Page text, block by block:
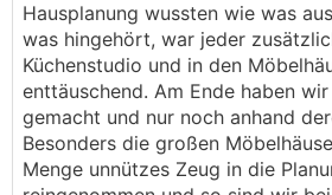
Hausplanung wussten wie was
was hingehört, war jeder
Küchenstudio und in den
enttäuschend. Am Ende haben
gemacht und nur noch anhand
Besonders die großen
Menge unnützes Zeug in die